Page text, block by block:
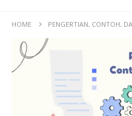
HOME PENGERTIAN, CONTOH,